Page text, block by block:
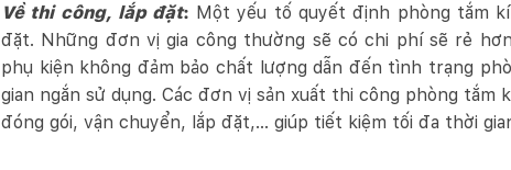
Về thi công, lắp đặt: Một yếu tố quyết định phòng tắm
đặt. Những đơn vị gia công thường sẽ có chi phí sẽ rẻ
phụ kiện không đảm bảo chất lượng dẫn đến tình trạng
gian ngắn sử dụng. Các đơn vị sản xuất thi công phòng
đóng gói, vận chuyển, lắp đặt,... giúp tiết kiệm tối đa thời